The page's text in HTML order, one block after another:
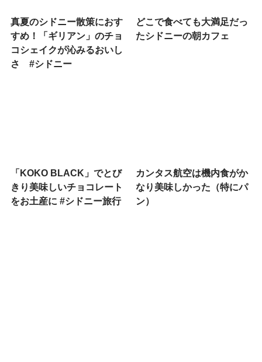
真夏のシドニー散策におす
すめ！「ギリアン」のチョ
コシェイクが沁みるおいし
さ #シドニー
どこで食べても大満足だっ
たシドニーの朝カフェ
「KOKO BLACK」でとび
きり美味しいチョコレート
をお土産に #シドニー旅行
カンタス航空は機内食がか
なり美味しかった（特にパ
ン）